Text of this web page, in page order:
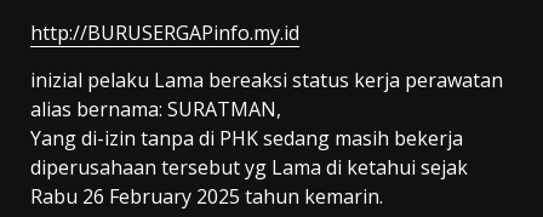
http://BURUSERGAPinfo.my.id
inizial pelaku Lama bereaksi status kerja perawatan
alias bernama: SURATMAN,
Yang di-izin tanpa di PHK sedang masih bekerja
diperusahaan tersebut yg Lama di ketahui sejak
Rabu 26 February 2025 tahun kemarin.